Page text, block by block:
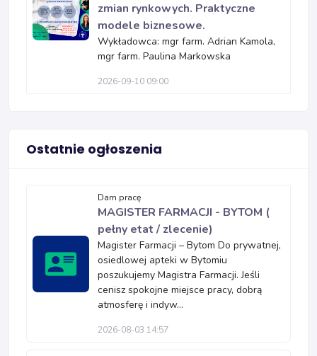
zmian rynkowych. Praktyczne
modele biznesowe.
Wykładowca: mgr farm. Adrian Kamola,
mgr farm. Paulina Markowska
2026-09-10 09:00
Ostatnie ogłoszenia
Dam pracę
MAGISTER FARMACJI - BYTOM (
pełny etat / zlecenie)
Magister Farmacji – Bytom Do prywatnej,
osiedlowej apteki w Bytomiu
poszukujemy Magistra Farmacji. Jeśli
cenisz spokojne miejsce pracy, dobrą
atmosferę i indyw...
2026-08-03 14:57